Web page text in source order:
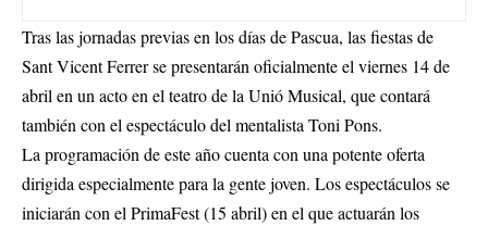
Tras las jornadas previas en los días de Pascua, las fiestas de
Sant Vicent Ferrer se presentarán oficialmente el viernes 14 de
abril en un acto en el teatro de la Unió Musical, que contará
también con el espectáculo del mentalista Toni Pons.
La programación de este año cuenta con una potente oferta
dirigida especialmente para la gente joven. Los espectáculos se
iniciarán con el PrimaFest (15 abril) en el que actuarán los